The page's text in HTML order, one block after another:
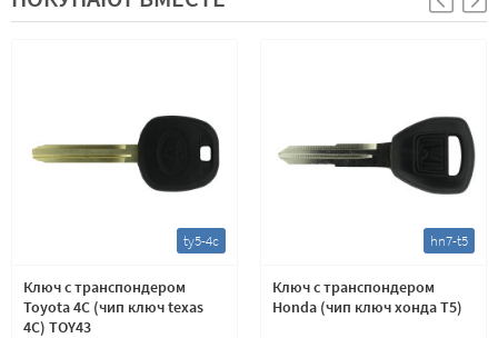
ty5-4c
Ключ с транспондером
Toyota 4C (чип ключ texas
4C) TOY43
hn7-t5
Ключ с транспондером
Honda (чип ключ хонда T5)